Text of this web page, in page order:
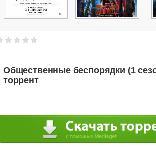
Общественные беспорядки (1
торрент